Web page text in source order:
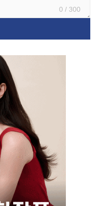
0 / 300